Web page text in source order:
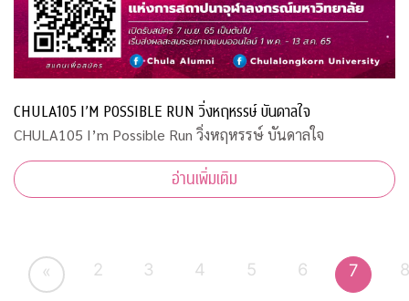
CHULA105 I’M POSSIBLE RUN วิ่งหฤหรรษ์ บันดาลใจ
CHULA105 I’m Possible Run วิ่งหฤหรรษ์ บันดาลใจ
อ่านเพิ่มเติม
« 2 3 4 5 6 7 8